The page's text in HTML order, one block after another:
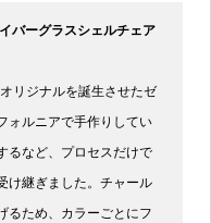
バーグラスシェルチェア
リジナルを誕生させたゼ
ォルニアで手作りしてい
るなど、プロセスだけで
け継ぎました。チャール
るため、カラーごとにフ